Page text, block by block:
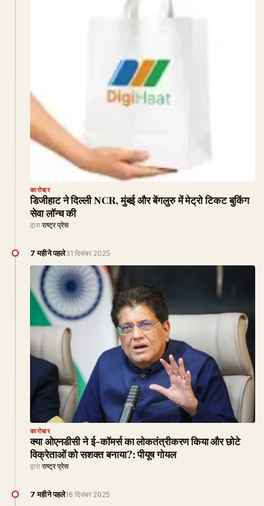
कारोबार
डिजीहाट ने दिल्ली NCR, मुंबई और बेंगलुरु में मेट्रो टिकट बुकिंग
सेवा लॉन्च की
द्वारा राष्ट्र प्रेस
7 महीने पहले31 दिसंबर 2025
कारोबार
क्या ओएनडीसी ने ई-कॉमर्स का लोकतंत्रीकरण किया और छोटे
विक्रेताओं को सशक्त बनाया?: पीयूष गोयल
द्वारा राष्ट्र प्रेस
7 महीने पहले16 दिसंबर 2025